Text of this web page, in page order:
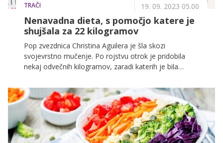
TRAČI 19. 09. 2023 05.00
Nenavadna dieta, s pomočjo katere je
shujšala za 22 kilogramov
Pop zvezdnica Christina Aguilera je šla skozi
svojevrstno mučenje. Po rojstvu otrok je pridobila
nekaj odvečnih kilogramov, zaradi katerih je bila
dieta, s pomočjo katere je izgubila kar 22 kilogramov.